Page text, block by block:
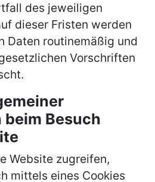
des jeweiligen
dieser Fristen werden
Daten routinemäßig und
Vorschriften
Besuch
Website zugreifen,
mittels eines Cookies